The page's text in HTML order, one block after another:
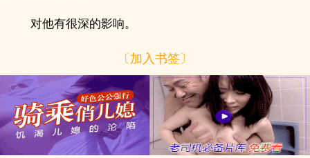
对他有很深的影响。
〔加入书签〕